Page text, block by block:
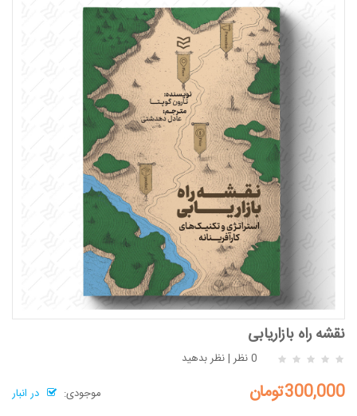
نقشه راه بازاریابی
0 نظر |نظر بدهید
موجودی:
در انبار 300,000تومان